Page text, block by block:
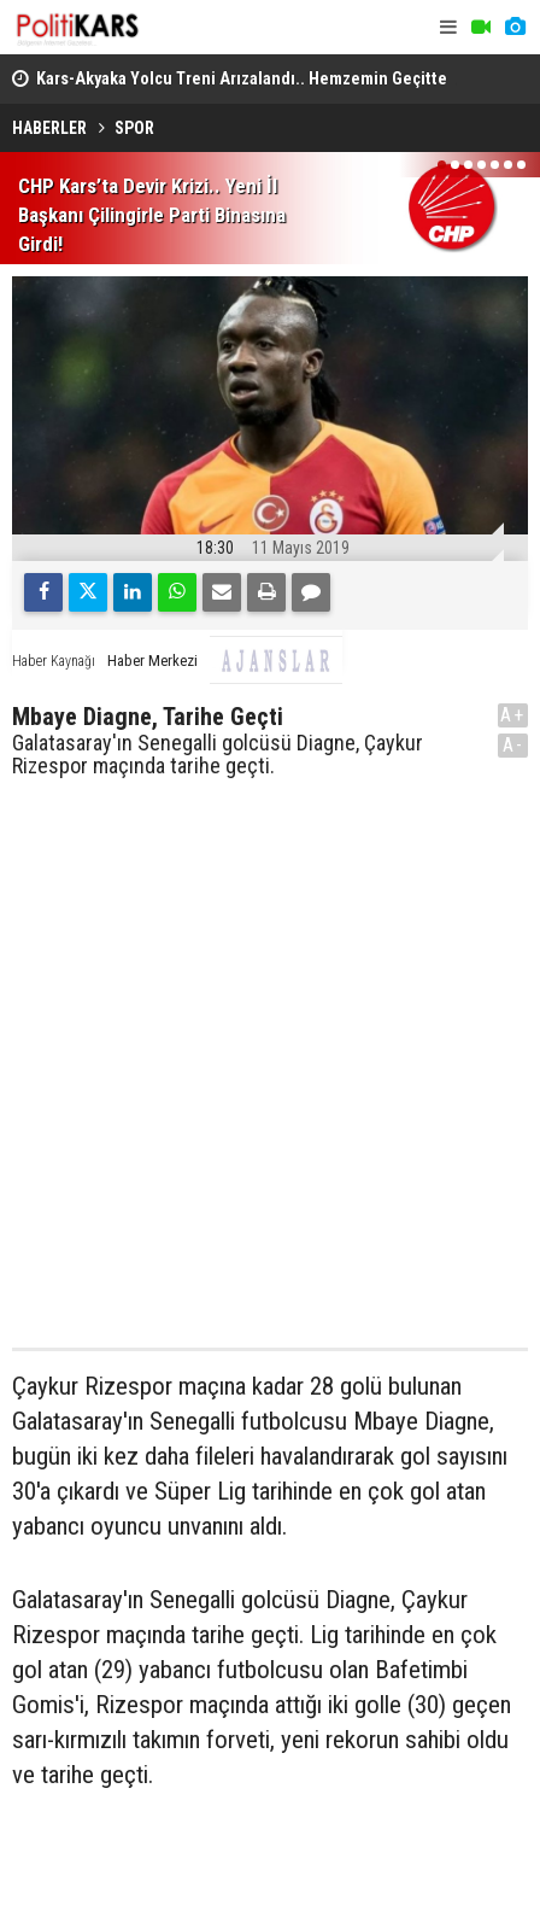
Kars-Akyaka Yolcu Treni Arızalandı.. Hemzemin Geçitte
Kalan Tren Kaldırıldı!
HABERLER SPOR
CHP Kars’ta Devir Krizi.. Yeni İl
Başkanı Çilingirle Parti Binasına
Girdi!
1 2 3 4 5 6 7
18:30 11 Mayıs 2019
Haber Kaynağı Haber Merkezi
Mbaye Diagne, Tarihe Geçti
Galatasaray'ın Senegalli golcüsü Diagne, Çaykur
Rizespor maçında tarihe geçti.
A+
A-
Çaykur Rizespor maçına kadar 28 golü bulunan
Galatasaray'ın Senegalli futbolcusu Mbaye Diagne,
bugün iki kez daha fileleri havalandırarak gol sayısını
30'a çıkardı ve Süper Lig tarihinde en çok gol atan
yabancı oyuncu unvanını aldı.
Galatasaray'ın Senegalli golcüsü Diagne, Çaykur
Rizespor maçında tarihe geçti. Lig tarihinde en çok
gol atan (29) yabancı futbolcusu olan Bafetimbi
Gomis'i, Rizespor maçında attığı iki golle (30) geçen
sarı-kırmızılı takımın forveti, yeni rekorun sahibi oldu
ve tarihe geçti.